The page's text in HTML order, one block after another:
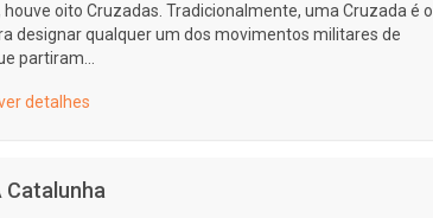
houve oito Cruzadas. Tradicionalmente, uma Cruzada é o
designar qualquer um dos movimentos militares de
partiram...
detalhes
Catalunha